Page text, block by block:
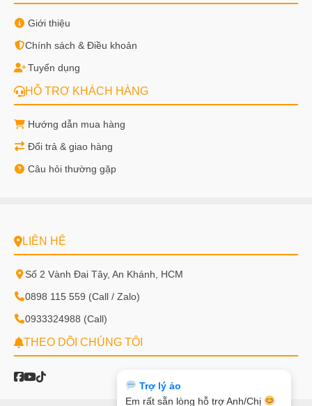
Giới thiệu
Chính sách & Điều khoản
Tuyển dụng
HỖ TRỢ KHÁCH HÀNG
Hướng dẫn mua hàng
Đổi trả & giao hàng
Câu hỏi thường gặp
LIÊN HỆ
Số 2 Vành Đai Tây, An Khánh, HCM
0898 115 559 (Call / Zalo)
0933324988 (Call)
THEO DÕI CHÚNG TÔI
Trợ lý ảo
Em rất sẵn lòng hỗ trợ Anh/Chị